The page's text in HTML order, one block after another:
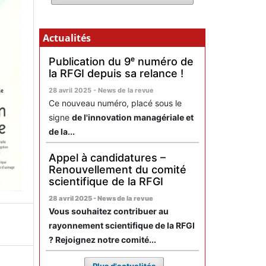
Actualités
Publication du 9ᵉ numéro de
la RFGI depuis sa relance !
28 avril 2025 - News de la revue
Ce nouveau numéro, placé sous le
signe de l'innovation managériale et
de la...
Appel à candidatures –
Renouvellement du comité
scientifique de la RFGI
28 avril 2025 - News de la revue
Vous souhaitez contribuer au
rayonnement scientifique de la RFGI
? Rejoignez notre comité...